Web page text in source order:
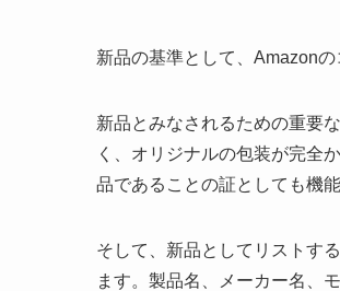
新品の基準として、Amazon
新品とみなされるための重要
く、オリジナルの包装が完全
品であることの証としても機能
そして、新品としてリストす
ます。製品名、メーカー名、